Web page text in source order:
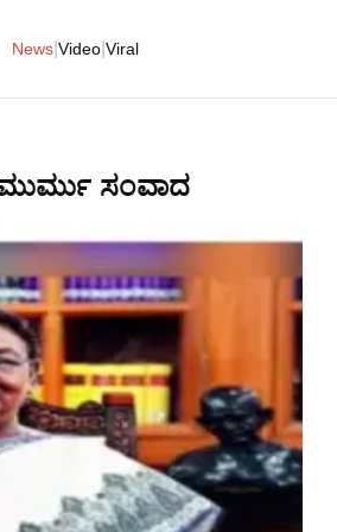
News Video Viral
ಮುರ್ಮು ಸಂವಾದ